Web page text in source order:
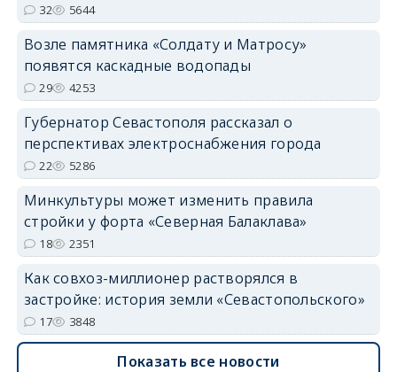
32 5644
Возле памятника «Солдату и Матросу»
появятся каскадные водопады
29 4253
Губернатор Севастополя рассказал о
перспективах электроснабжения города
22 5286
Минкультуры может изменить правила
стройки у форта «Северная Балаклава»
18 2351
Как совхоз-миллионер растворялся в
застройке: история земли «Севастопольского»
17 3848
Показать все новости